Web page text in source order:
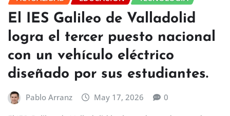
ACTUALIDAD EDUCACIÓN TECNOLOGÍA
El IES Galileo de Valladolid
logra el tercer puesto nacional
con un vehículo eléctrico
diseñado por sus estudiantes.